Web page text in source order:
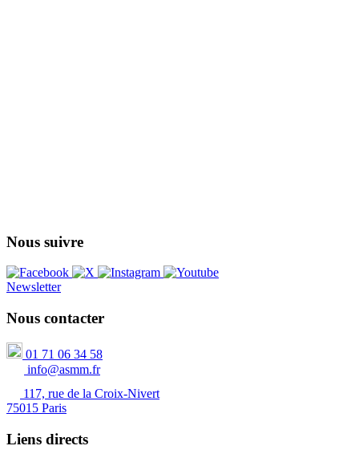
Nous suivre
Newsletter
Nous contacter
01 71 06 34 58
info@asmm.fr
117, rue de la Croix-Nivert
75015 Paris
Liens directs